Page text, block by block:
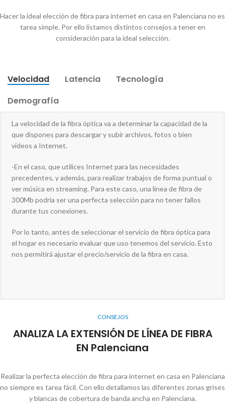
Hacer la ideal elección de fibra para internet en casa en Palenciana no es
tarea simple. Por ello listamos distintos consejos a tener en
consideración para la ideal selección.
Velocidad Latencia
Tecnología
Demografía
La velocidad de la fibra óptica va a determinar la capacidad de la
que dispones para descargar y subir archivos, fotos o bien
videos a Internet.
-En el caso, que utilices Internet para las necesidades
precedentes, y además, para realizar trabajos de forma puntual o
ver música en streaming. Para este caso, una línea de fibra de
300Mb podría ser una perfecta selección para no tener fallos
durante tus conexiones.
Por lo tanto, antes de seleccionar el servicio de fibra óptica para
el hogar es necesario evaluar que uso tenemos del servicio. Esto
nos permitirá ajustar el precio/servicio de la fibra en casa.
CONSEJOS
ANALIZA LA EXTENSIÓN DE LÍNEA DE FIBRA
EN Palenciana
Realizar la perfecta elección de fibra para internet en casa en Palenciana
no siempre es tarea fácil. Con ello detallamos las diferentes zonas grises
y blancas de cobertura de banda ancha en Palenciana.